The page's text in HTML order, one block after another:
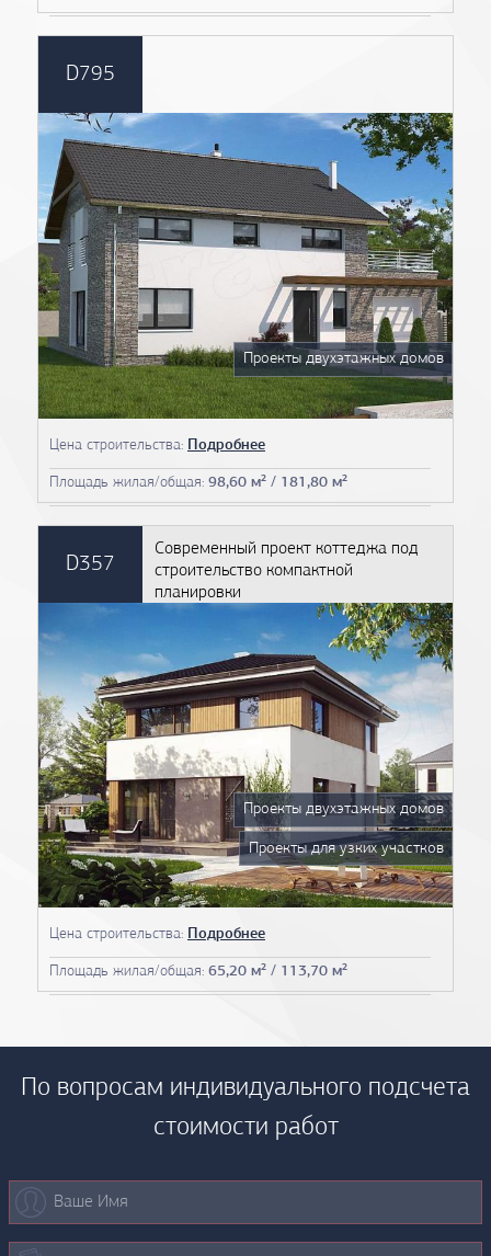
D795
Цена строительства: Подробнее
Площадь жилая/общая: 98,60 м² / 181,80 м²
Проекты двухэтажных домов
D357
Современный проект коттеджа под
строительство компактной
планировки
Цена строительства: Подробнее
Площадь жилая/общая: 65,20 м² / 113,70 м²
Проекты двухэтажных домов
Проекты для узких участков
По вопросам индивидуального подсчета
стоимости работ